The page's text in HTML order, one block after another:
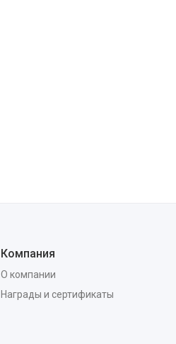
Компания
О компании
Награды и сертификаты